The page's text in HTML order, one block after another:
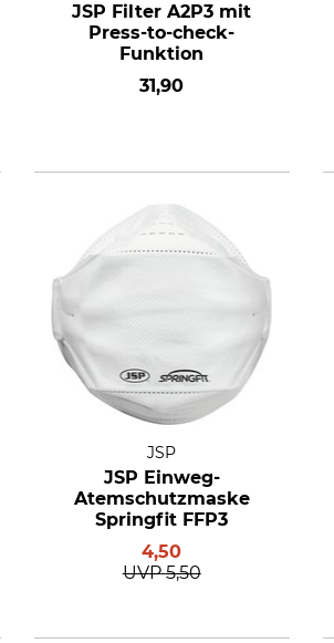
JSP Filter A2P3 mit
Press-to-check-
Funktion
31,90
JSP
JSP Einweg-
Atemschutzmaske
Springfit FFP3
4,50
UVP 5,50